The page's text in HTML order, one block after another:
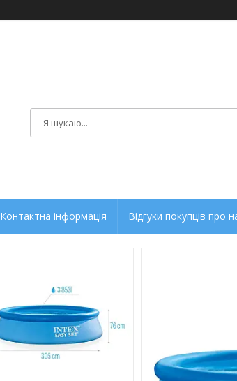
Контактна інформація Відгуки покупців про